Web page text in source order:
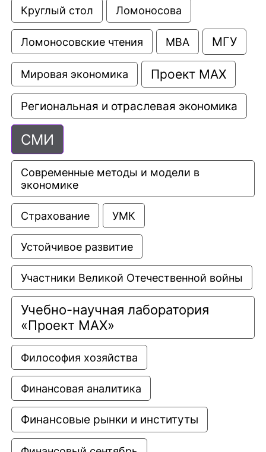
Круглый стол Ломоносова
Ломоносовские чтения МВА МГУ
Мировая экономика Проект МАХ
Региональная и отраслевая экономика
СМИ
Современные методы и модели в
экономике
Страхование УМК
Устойчивое развитие
Участники Великой Отечественной войны
Учебно-научная лаборатория
«Проект МАХ»
Философия хозяйства
Финансовая аналитика
Финансовые рынки и институты